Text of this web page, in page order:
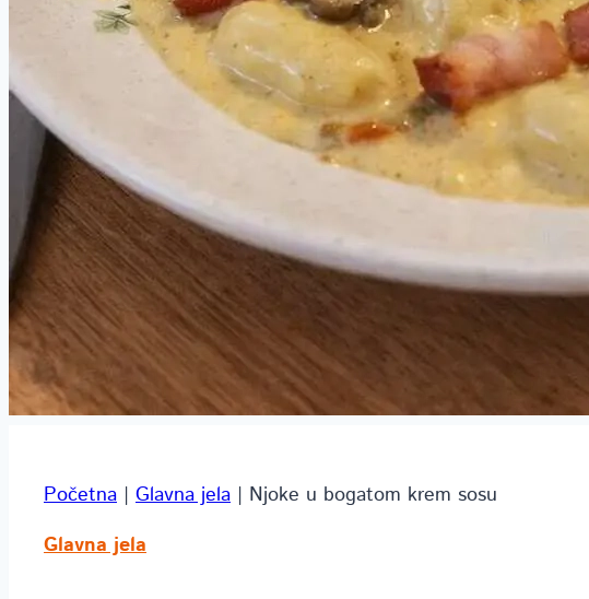
Početna | Glavna jela | Njoke u bogatom krem sosu
Glavna jela